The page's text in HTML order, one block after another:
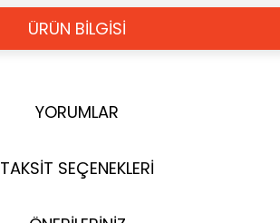
ÜRÜN BİLGİSİ
YORUMLAR
TAKSİT SEÇENEKLERİ